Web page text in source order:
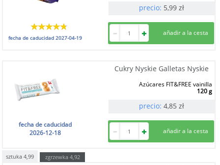
precio: 5,99 zł
fecha de caducidad2027-04-19
Cukry Nyskie Galletas Nyskie
Azúcares FIT&FREE vainilla
120 g
precio: 4,85 zł
fecha de caducidad
2026-12-18
sztuka 4,99 zgrzewka 4,92